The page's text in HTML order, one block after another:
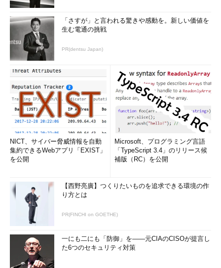
「さすが」と言われる驚きや感動を。新しい価値を
生む電通の挑戦
PR(dentsu Japan)
NICT、サイバー脅威情報を自動
集約できるWebアプリ「EXIST」
を公開
Microsoft、プログラミング言語
「TypeScript 3.4」のリリース候
補版（RC）を公開
【西野亮廣】つくりたいものを追求できる環境の作
り方とは
PR(FINCHI on GOETHE)
一にも二にも「防御」を――元CIAのCISOが提言し
た6つのセキュリティ対策